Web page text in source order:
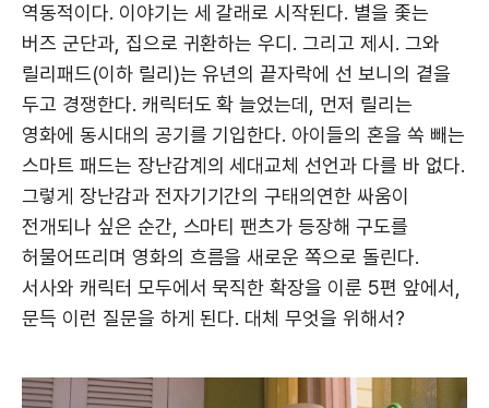
역동적이다. 이야기는 세 갈래로 시작된다. 별을 좇는
버즈 군단과, 집으로 귀환하는 우디. 그리고 제시. 그와
릴리패드(이하 릴리)는 유년의 끝자락에 선 보니의 곁을
두고 경쟁한다. 캐릭터도 확 늘었는데, 먼저 릴리는
영화에 동시대의 공기를 기입한다. 아이들의 혼을 쏙 빼는
스마트 패드는 장난감계의 세대교체 선언과 다를 바 없다.
그렇게 장난감과 전자기기간의 구태의연한 싸움이
전개되나 싶은 순간, 스마티 팬츠가 등장해 구도를
허물어뜨리며 영화의 흐름을 새로운 쪽으로 돌린다.
서사와 캐릭터 모두에서 묵직한 확장을 이룬 5편 앞에서,
문득 이런 질문을 하게 된다. 대체 무엇을 위해서?